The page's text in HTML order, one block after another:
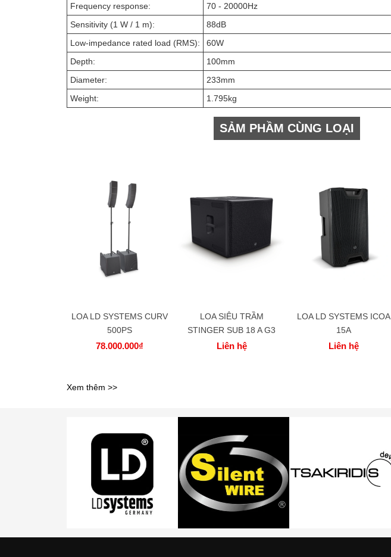
Frequency response:
70 - 20000Hz
Sensitivity (1 W / 1 m):
88dB
Low-impedance rated load (RMS):
60W
Depth:
100mm
Diameter:
233mm
Weight:
1.795kg
SẢM PHẦM CÙNG LOẠI
LOA LD SYSTEMS CURV
500PS
78.000.000₫
LOA SIÊU TRẦM
STINGER SUB 18 A G3
Liên hệ
LOA LD SYSTEMS ICOA
15A
Liên hệ
Xem thêm >>